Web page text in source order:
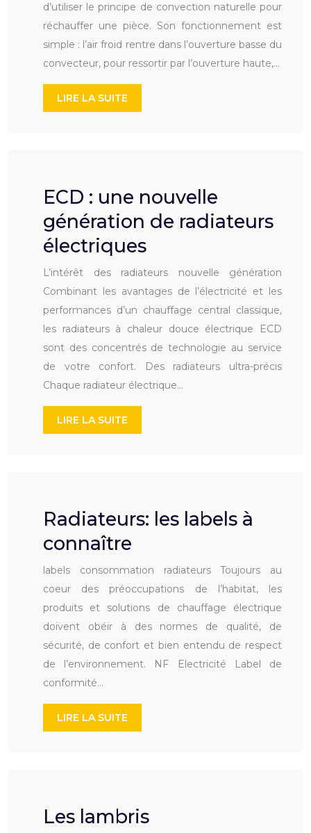
d’utiliser le principe de convection naturelle pour
réchauffer une pièce. Son fonctionnement est
simple : l’air froid rentre dans l’ouverture basse du
convecteur, pour ressortir par l’ouverture haute,…
LIRE LA SUITE
ECD : une nouvelle
génération de radiateurs
électriques
L’intérêt des radiateurs nouvelle génération
Combinant les avantages de l’électricité et les
performances d’un chauffage central classique,
les radiateurs à chaleur douce électrique ECD
sont des concentrés de technologie au service
de votre confort. Des radiateurs ultra-précis
Chaque radiateur électrique…
LIRE LA SUITE
Radiateurs: les labels à
connaître
labels consommation radiateurs Toujours au
coeur des préoccupations de l’habitat, les
produits et solutions de chauffage électrique
doivent obéir à des normes de qualité, de
sécurité, de confort et bien entendu de respect
de l’environnement. NF Electricité Label de
conformité…
LIRE LA SUITE
Les lambris